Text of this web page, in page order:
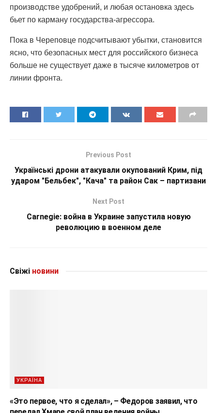
производстве удобрений, и любая остановка здесь
бьет по карману государства-агрессора.
Пока в Череповце подсчитывают убытки, становится
ясно, что безопасных мест для российского бизнеса
больше не существует даже в тысяче километров от
линии фронта.
Previous Post
Українські дрони атакували окупований Крим, під
ударом "Бельбек", "Кача" та район Сак – партизани
Next Post
Carnegie: война в Украине запустила новую
революцию в военном деле
Свіжі новини
УКРАЇНА
«Это первое, что я сделал», – Федоров заявил, что